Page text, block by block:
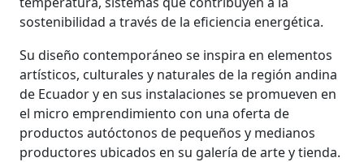
sostenibilidad a través de la eficiencia energética.
Su diseño contemporáneo se inspira en elementos
artísticos, culturales y naturales de la región andina
de Ecuador y en sus instalaciones se promueven en
el micro emprendimiento con una oferta de
productos autóctonos de pequeños y medianos
productores ubicados en su galería de arte y tienda.